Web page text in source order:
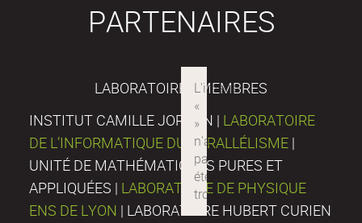
PARTENAIRES
LABORATOIRES MEMBRES
INSTITUT CAMILLE JORDAN | LABORATOIRE
DE L’INFORMATIQUE DU PARALLÉLISME |
UNITÉ DE MATHÉMATIQUES PURES ET
APPLIQUÉES | LABORATOIRE DE PHYSIQUE
ENS DE LYON | LABORATOIRE HUBERT CURIEN